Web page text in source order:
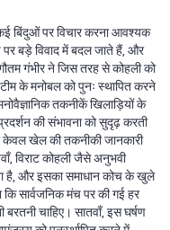
बिंदुओं पर विचार करना आवश्यक
बड़े विवाद में बदल जाते हैं, और
गंभीर ने जिस तरह से कोहली को
के मनोबल को पुनः स्थापित करने
तकनीकें खिलाड़ियों के
की संभावना को सुदृढ़ करती
केवल खेल की तकनीकी जानकारी
विराट कोहली जैसे अनुभवी
है, और इसका समाधान कोच के खुले
सार्वजनिक मंच पर की गई हर
बरतनी चाहिए। सातवाँ, इस घर्षण